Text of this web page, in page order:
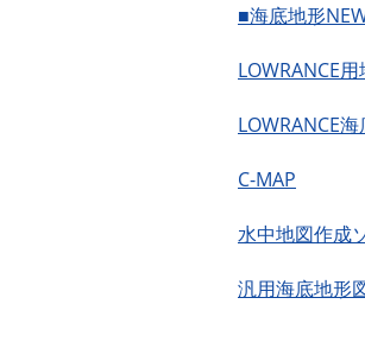
■海底地形
LOWRANCE
LOWRANCE
C-MAP
水中地図作成
汎用海底地形